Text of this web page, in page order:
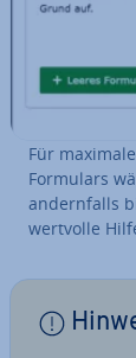
Für
Formulars
an­dern­falls
wertvolle